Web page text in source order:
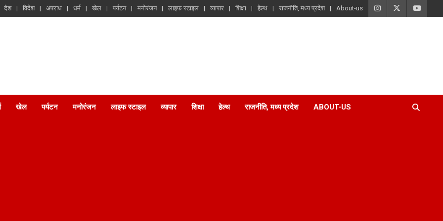
देश विदेश अपराध धर्म खेल पर्यटन मनोरंजन लाइफ स्टाइल व्यापार शिक्षा हेल्थ राजनीति, मध्य प्रदेश About-us
खेल पर्यटन मनोरंजन लाइफ स्टाइल व्यापार शिक्षा हेल्थ राजनीति, मध्य प्रदेश ABOUT-US